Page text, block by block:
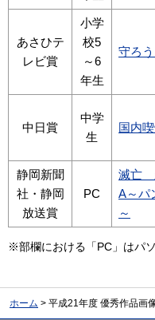
あさひテ
レビ賞
小学
校5
～6
年生
守ろ
中日賞
中学
生
国内
静岡新聞
社・静岡
放送賞
PC
滅亡
A～パ
～
※部欄における「PC」はパ
ホーム > 平成21年度 優秀作品画